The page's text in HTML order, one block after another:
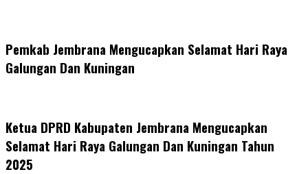
Pemkab Jembrana Mengucapkan Selamat Hari Raya
Galungan Dan Kuningan
Ketua DPRD Kabupaten Jembrana Mengucapkan
Selamat Hari Raya Galungan Dan Kuningan Tahun
2025